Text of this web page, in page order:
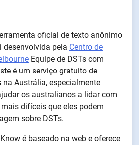
oficial de texto anônimo
desenvolvida pela Centro de
Equipe de DSTs com
é um serviço gratuito de
na Austrália, especialmente
os australianos a lidar com
difíceis que eles podem
sobre DSTs.
é baseado na web e oferece